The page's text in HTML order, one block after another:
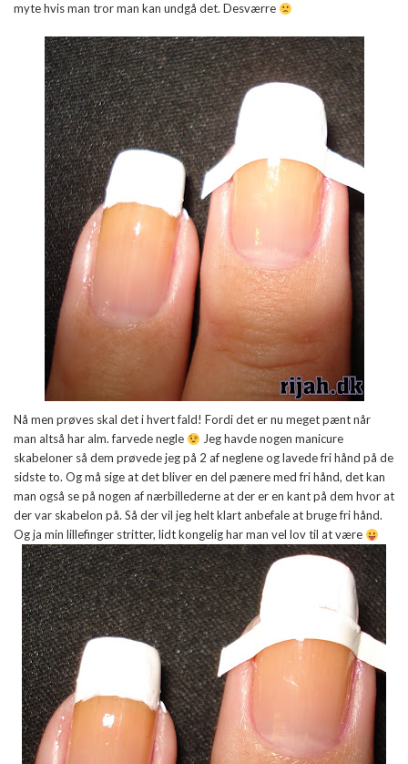
myte hvis man tror man kan undgå det. Desværre
Nå men prøves skal det i hvert fald! Fordi det er nu meget pænt når
man altså har alm. farvede negle
Jeg havde nogen manicure
skabeloner så dem prøvede jeg på 2 af neglene og lavede fri hånd på de
sidste to. Og må sige at det bliver en del pænere med fri hånd, det kan
man også se på nogen af nærbillederne at der er en kant på dem hvor at
der var skabelon på. Så der vil jeg helt klart anbefale at bruge fri hånd.
Og ja min lillefinger stritter, lidt kongelig har man vel lov til at være